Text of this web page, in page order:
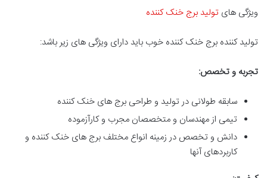
ویژگی های تولید برج خنک کننده
تولید کننده برج خنک کننده خوب باید دارای ویژگی های زیر باشد:
تجربه و تخصص:
سابقه طولانی در تولید و طراحی برج های خنک کننده
تیمی از مهندسان و متخصصان مجرب و کارآزموده
دانش و تخصص در زمینه انواع مختلف برج های خنک کننده و
کاربردهای آنها